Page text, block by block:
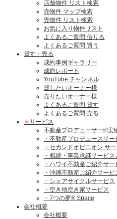
店舗物件 リスト検索
売物件 マップ検索
売物件 リスト検索
お気に入り物件リスト
よくあるご質問 借りる
よくあるご質問 買う
貸す・売る
成約事例ギャラリー
成約レポート
YouTube チャンネル
貸したいオーナー様
売りたいオーナー様
よくあるご質問 貸す
よくあるご質問 売る
★サービス
不動産プロデューサー®実
・不動産プロデュースサー
・セカンドオピニオン サ
・相続・事業承継サービス
・ハワイ不動産ご紹介サー
・沖縄不動産ご紹介サービ
・シェアサイクルサービス
・空き地空き家サービス
・7つの夢® Space
会社概要
会社概要